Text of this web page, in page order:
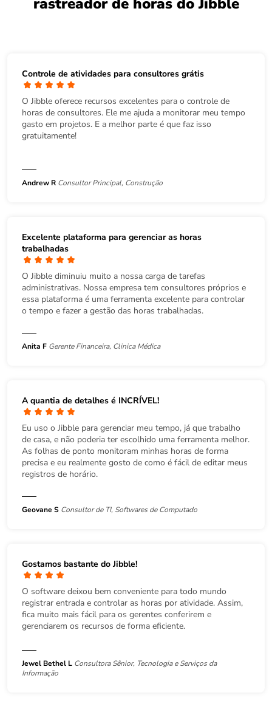
rastreador de horas do Jibble
Controle de atividades para consultores grátis
O Jibble oferece recursos excelentes para o controle de
horas de consultores. Ele me ajuda a monitorar meu tempo
gasto em projetos. E a melhor parte é que faz isso
gratuitamente!
Andrew R Consultor Principal, Construção
Excelente plataforma para gerenciar as horas
trabalhadas
O Jibble diminuiu muito a nossa carga de tarefas
administrativas. Nossa empresa tem consultores próprios e
essa plataforma é uma ferramenta excelente para controlar
o tempo e fazer a gestão das horas trabalhadas.
Anita F Gerente Financeira, Clinica Médica
A quantia de detalhes é INCRÍVEL!
Eu uso o Jibble para gerenciar meu tempo, já que trabalho
de casa, e não poderia ter escolhido uma ferramenta melhor.
As folhas de ponto monitoram minhas horas de forma
precisa e eu realmente gosto de como é fácil de editar meus
registros de horário.
Geovane S Consultor de TI, Softwares de Computado
Gostamos bastante do Jibble!
O software deixou bem conveniente para todo mundo
registrar entrada e controlar as horas por atividade. Assim,
fica muito mais fácil para os gerentes conferirem e
gerenciarem os recursos de forma eficiente.
Jewel Bethel L Consultora Sênior, Tecnologia e Serviços da
Informação